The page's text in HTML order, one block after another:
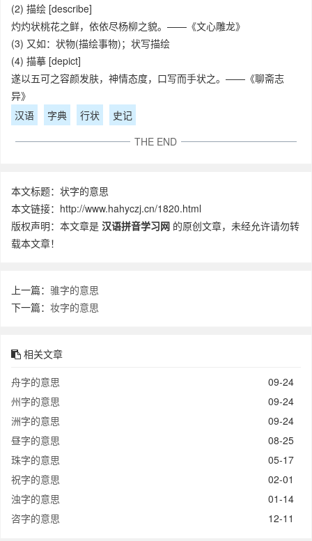
(2) 描绘 [describe]
灼灼状桃花之鲜，依依尽杨柳之貌。——《文心雕龙》
(3) 又如：状物(描绘事物)；状写描绘
(4) 描摹 [depict]
遂以五可之容颜发肤，神情态度，口写而手状之。——《聊斋志
异》
汉语
字典 行状
史记
THE END
本文标题：状字的意思
本文链接：http://www.hahyczj.cn/1820.html
版权声明：本文章是 汉语拼音学习网 的原创文章，未经允许请勿转
载本文章！
上一篇： 骓字的意思
下一篇： 妆字的意思
相关文章
09-24
舟字的意思
09-24
州字的意思
09-24
洲字的意思
08-25
昼字的意思
05-17
珠字的意思
02-01
祝字的意思
01-14
浊字的意思
12-11
咨字的意思